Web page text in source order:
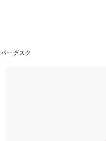
ーデスク